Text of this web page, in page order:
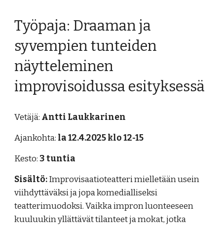
Työpaja: Draaman ja
syvempien tunteiden
näytteleminen
improvisoidussa esityksessä
Vetäjä: Antti Laukkarinen
Ajankohta: la 12.4.2025 klo 12-15
Kesto:3 tuntia
Sisältö:Improvisaatioteatteri mielletään usein
viihdyttäväksi ja jopa komedialliseksi
teatterimuodoksi. Vaikka impron luonteeseen
kuuluukin yllättävät tilanteet ja mokat, jotka